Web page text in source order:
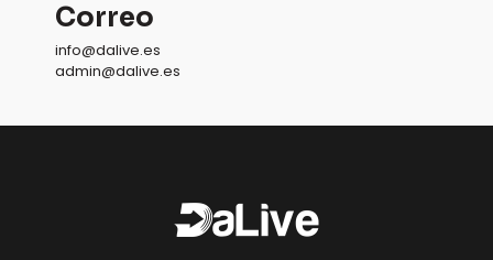
Correo
info@dalive.es
admin@dalive.es